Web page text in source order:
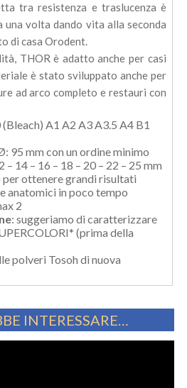
tra resistenza e traslucenza è
volta dando vita alla seconda
di casa Orodent.
THOR è adatto anche per casi
è stato sviluppato anche per
ad arco completo e restauri con
(Bleach) A1 A2 A3 A3.5 A4 B1
95 mm con un ordine minimo
– 14 – 16 – 18 – 20 – 22 – 25 mm
per ottenere grandi risultati
anatomici in poco tempo
2
: suggeriamo di caratterizzare
(prima della
polveri Tosoh di nuova
INTERESSARE…